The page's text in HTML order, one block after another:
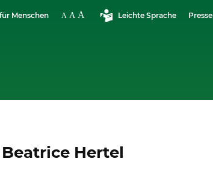
Menschen Leichte Sprache Presse
Hertel